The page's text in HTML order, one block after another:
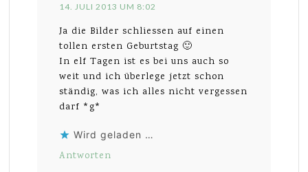
14. JULI 2013 UM 8:02
Ja die Bilder schliessen auf einen
tollen ersten Geburtstag 🙂
In elf Tagen ist es bei uns auch so
weit und ich überlege jetzt schon
ständig, was ich alles nicht vergessen
darf *g*
Wird geladen …
Antworten